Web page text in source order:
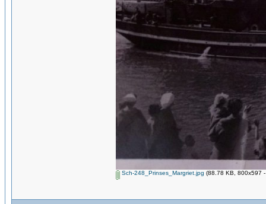
Sch-248_Prinses_Margriet.jpg (88.78 KB, 800x597